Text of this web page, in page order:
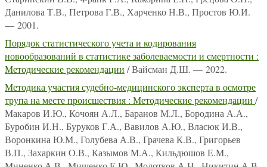
Данилова Т.В., Петрова Г.В., Харченко Н.В., Простов Ю.И.
— 2001.
Порядок статистического учета и кодирования
новообразований в статистике заболеваемости и смертности :
Методические рекомендации / Вайсман Д.Ш. — 2022.
Методика участия судебно-медицинского эксперта в осмотре
трупа на месте происшествия : Методические рекомендации /
Макаров И.Ю., Кочоян А.Л., Баранов М.Л., Бородина А.А.,
Буробин И.Н., Буруков Г.А., Вавилов А.Ю., Власюк И.В.,
Воронкина Ю.М., Голубева А.В., Грачева К.В., Григорьев
В.П., Захаркин О.В., Казымов М.А., Кильдюшов Е.М.,